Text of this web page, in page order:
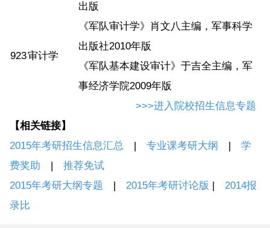
出版
923审计学
《军队审计学》肖文八主编，军事科学
出版社2010年版
《军队基本建设审计》于吉全主编，军
事经济学院2009年版
>>>进入院校招生信息专题
【相关链接】
2015年考研招生信息汇总 | 专业课考研大纲 | 学
费奖助 | 推荐免试
2015年考研大纲专题 | 2015年考研讨论版 | 2014报
录比